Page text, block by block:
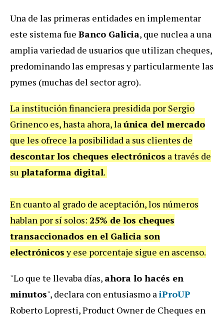
Una de las primeras entidades en implementar
este sistema fue Banco Galicia, que nuclea a una
amplia variedad de usuarios que utilizan cheques,
predominando las empresas y particularmente las
pymes (muchas del sector agro).
La institución financiera presidida por Sergio
Grinenco es, hasta ahora, laúnica del mercado
que les ofrece la posibilidad a sus clientes de
descontar los cheques electrónicos a través de
su plataforma digital.
En cuanto al grado de aceptación, los números
hablan por sí solos: 25% de los cheques
transaccionados en el Galicia son
electrónicosy ese porcentaje sigue en ascenso.
"Lo que te llevaba días, ahora lo hacés en
minutos", declara con entusiasmo aiProUP
Roberto Lopresti, Product Owner de Cheques en